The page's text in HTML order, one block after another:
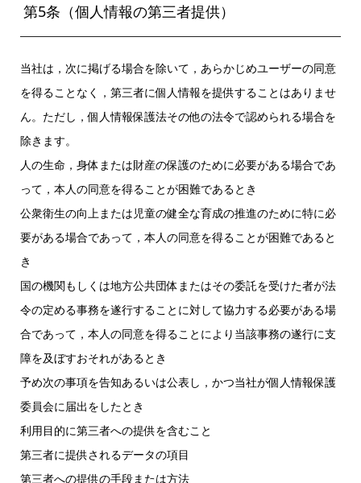
第5条（個人情報の第三者提供）
当社は，次に掲げる場合を除いて，あらかじめユーザーの同意
を得ることなく，第三者に個人情報を提供することはありませ
ん。ただし，個人情報保護法その他の法令で認められる場合を
除きます。
人の生命，身体または財産の保護のために必要がある場合であ
って，本人の同意を得ることが困難であるとき
公衆衛生の向上または児童の健全な育成の推進のために特に必
要がある場合であって，本人の同意を得ることが困難であると
き
国の機関もしくは地方公共団体またはその委託を受けた者が法
令の定める事務を遂行することに対して協力する必要がある場
合であって，本人の同意を得ることにより当該事務の遂行に支
障を及ぼすおそれがあるとき
予め次の事項を告知あるいは公表し，かつ当社が個人情報保護
委員会に届出をしたとき
利用目的に第三者への提供を含むこと
第三者に提供されるデータの項目
第三者への提供の手段または方法